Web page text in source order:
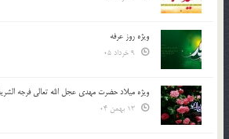
ویژه روز عرفه
ویژه میلاد حضرت مهدی عجل الله تعالی فرجه